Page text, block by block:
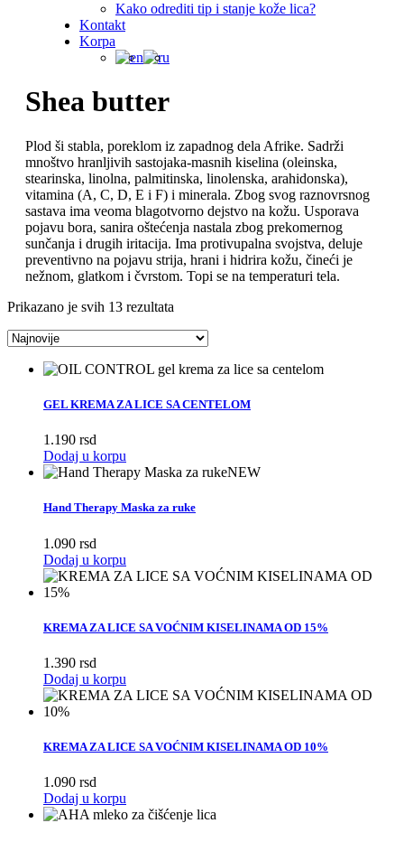
Kako odrediti tip i stanje kože lica?
Kontakt
Korpa
Shea butter
Plod ši stabla, poreklom iz zapadnog dela Afrike. Sadrži
mnoštvo hranljivih sastojaka-masnih kiselina (oleinska,
stearinska, linolna, palmitinska, linolenska, arahidonska),
vitamina (A, C, D, E i F) i minerala. Zbog svog raznovrsnog
sastava ima veoma blagotvorno dejstvo na kožu. Usporava
pojavu bora, sanira oštećenja nastala zbog prekomernog
sunčanja i drugih iritacija. Ima protivupalna svojstva, deluje
preventivno na pojavu strija, hrani i hidrira kožu, čineći je
nežnom, glatkom i čvrstom. Topi se na temperaturi tela.
Prikazano je svih 13 rezultata
latest
GEL KREMA ZA LICE SA CENTELOM
1.190 rsd
Dodaj u korpu
NEW
Hand Therapy Maska za ruke
1.090 rsd
Dodaj u korpu
KREMA ZA LICE SA VOĆNIM KISELINAMA OD 15%
1.390 rsd
Dodaj u korpu
KREMA ZA LICE SA VOĆNIM KISELINAMA OD 10%
1.090 rsd
Dodaj u korpu